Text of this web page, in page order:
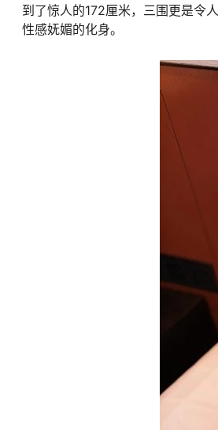
到了惊人的172厘米，三围更是令
性感妩媚的化身。